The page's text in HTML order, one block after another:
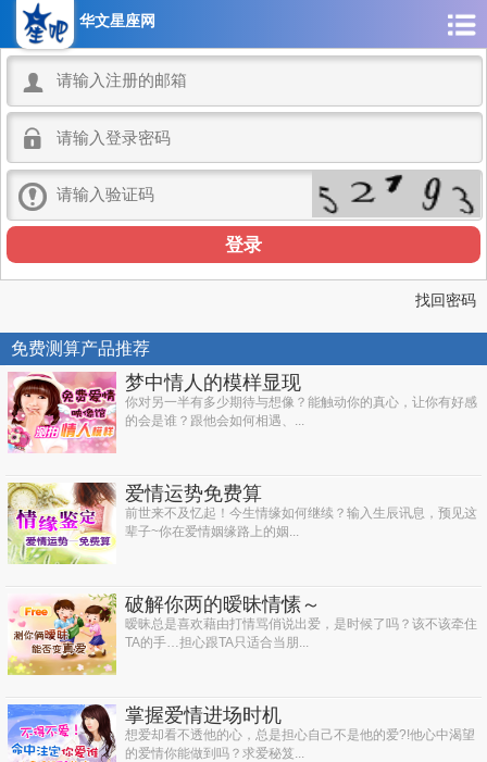
华文星座网



找回密码
免费测算产品推荐
梦中情人的模样显现
你对另一半有多少期待与想像？能触动你的真心，让你有好感
的会是谁？跟他会如何相遇、...
爱情运势免费算
前世来不及忆起！今生情缘如何继续？输入生辰讯息，预见这
辈子~你在爱情姻缘路上的姻...
破解你两的暧昧情愫～
暧昧总是喜欢藉由打情骂俏说出爱，是时候了吗？该不该牵住
TA的手…担心跟TA只适合当朋...
掌握爱情进场时机
想爱却看不透他的心，总是担心自己不是他的爱?!他心中渴望
的爱情你能做到吗？求爱秘笈...